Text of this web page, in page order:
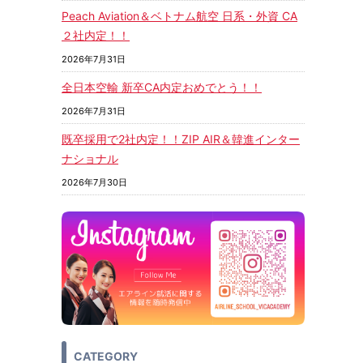
Peach Aviation＆ベトナム航空 日系・外資 CA
２社内定！！
2026年7月31日
全日本空輸 新卒CA内定おめでとう！！
2026年7月31日
既卒採用で2社内定！！ZIP AIR＆韓進インター
ナショナル
2026年7月30日
CATEGORY